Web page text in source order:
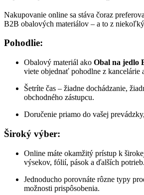
Nakupovanie online sa stáva čoraz
B2B obalových materiálov – a to z
Pohodlie:
Obalový materiál ako Obal na jedlo
viete objednať pohodlne z kancelárie
Šetríte čas – žiadne dochádzanie,
obchodného zástupcu.
Doručenie priamo do vašej
Široký výber:
Online máte okamžitý prístup k
výsekov, fólií, pások a ďalších potrieb.
Jednoducho porovnáte rôzne typy
možnosti prispôsobenia.